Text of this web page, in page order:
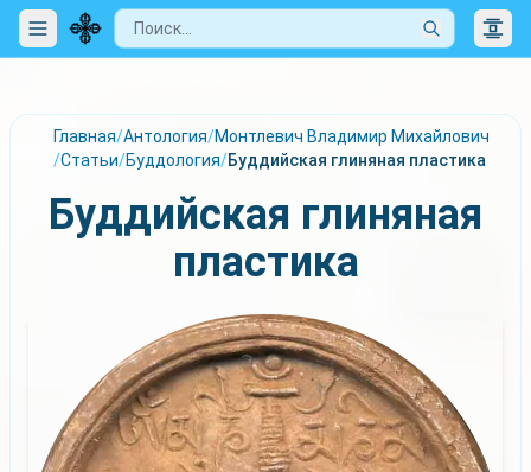
Главная/Антология/Монтлевич Владимир Михайлович
/Статьи/Буддология/Буддийская глиняная пластика
Буддийская глиняная
пластика